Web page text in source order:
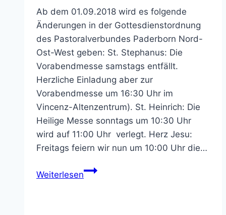
Ab dem 01.09.2018 wird es folgende
Änderungen in der Gottesdienstordnung
des Pastoralverbundes Paderborn Nord-
Ost-West geben: St. Stephanus: Die
Vorabendmesse samstags entfällt.
Herzliche Einladung aber zur
Vorabendmesse um 16:30 Uhr im
Vincenz-Altenzentrum). St. Heinrich: Die
Heilige Messe sonntags um 10:30 Uhr
wird auf 11:00 Uhr verlegt. Herz Jesu:
Freitags feiern wir nun um 10:00 Uhr die…
WeiterlesenNeue